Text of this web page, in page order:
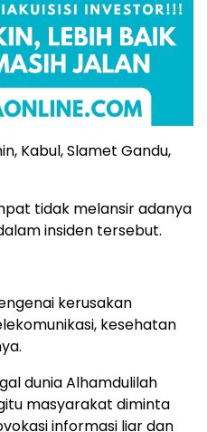
Kabul, Slamet Gandu,
tidak melansir adanya
insiden tersebut.
kerusakan
kesehatan
dunia Alhamdulilah
masyarakat diminta
informasi liar dan